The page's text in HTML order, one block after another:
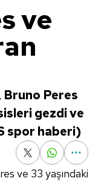
ve
Bruno Peres
gezdi ve
spor haberi)
ve 33 yaşındaki